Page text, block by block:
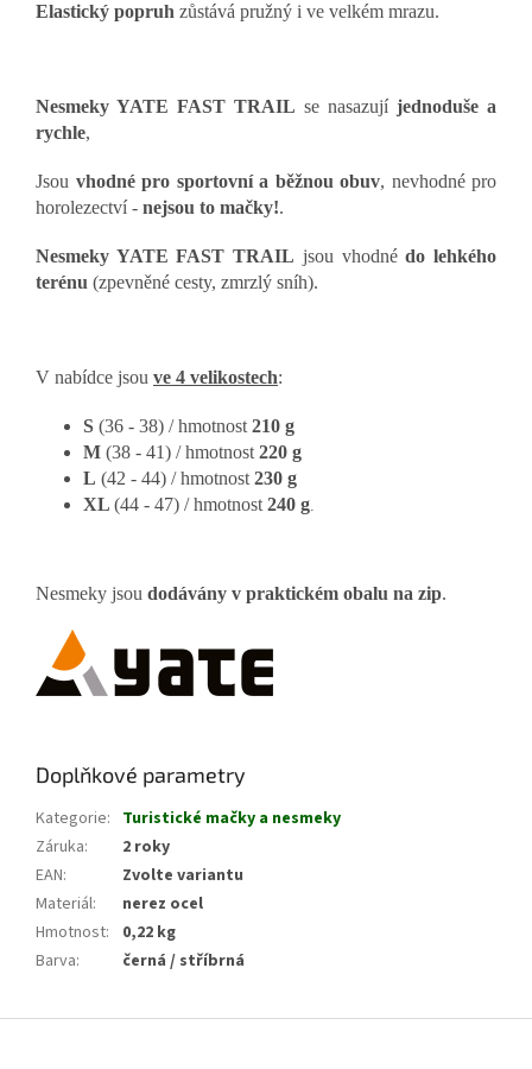
Elastický popruh zůstává pružný i ve velkém mrazu.
Nesmeky YATE FAST TRAIL se nasazují jednoduše a
rychle,
Jsou vhodné pro sportovní a běžnou obuv, nevhodné pro
horolezectví - nejsou to mačky!.
Nesmeky YATE FAST TRAIL jsou vhodnédo lehkého
terénu (zpevněné cesty, zmrzlý sníh).
V nabídce jsou ve 4 velikostech:
S (36 - 38) / hmotnost 210 g
M (38 - 41) / hmotnost 220 g
L (42 - 44) / hmotnost 230 g
XL (44 - 47) / hmotnost 240 g
Nesmeky jsou dodávány v praktickém obalu na zip.
Doplňkové parametry
Kategorie: Turistické mačky a nesmeky
Záruka:
2 roky
EAN:
Zvolte variantu
Materiál:
nerez ocel
Hmotnost:
0,22 kg
Barva: černá / stříbrná